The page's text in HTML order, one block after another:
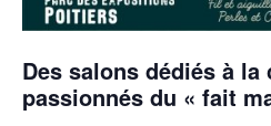
Des salons dédiés à
passionnés du « fait